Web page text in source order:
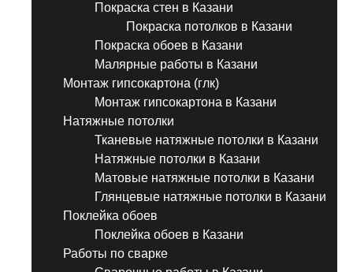
Покраска стен в Казани
Покраска потолков в Казани
Покраска обоев в Казани
Малярные работы в Казани
Монтаж гипсокартона (глк)
Монтаж гипсокартона в Казани
Натяжные потолки
Тканевые натяжные потолки в Казани
Натяжные потолки в Казани
Матовые натяжные потолки в Казани
Глянцевые натяжные потолки в Казани
Поклейка обоев
Поклейка обоев в Казани
Работы по сварке